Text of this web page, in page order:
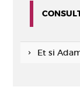
Et si